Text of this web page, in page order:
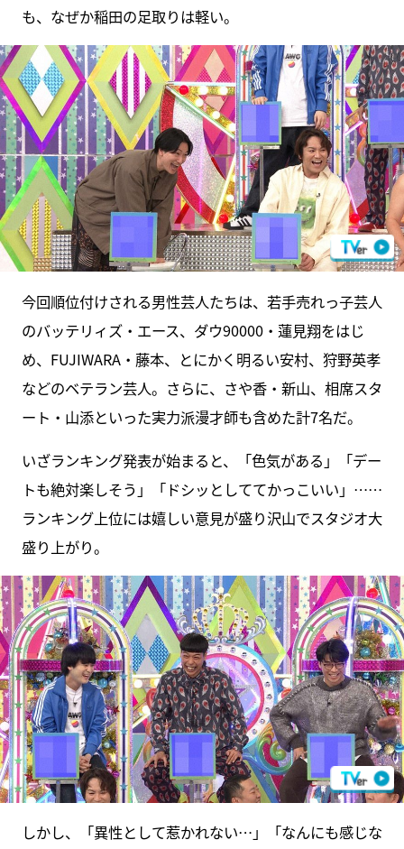
も、なぜか稲田の足取りは軽い。
今回順位付けされる男性芸人たちは、若手売れっ子芸人
のバッテリィズ・エース、ダウ90000・蓮見翔をはじ
め、FUJIWARA・藤本、とにかく明るい安村、狩野英孝
などのベテラン芸人。さらに、さや香・新山、相席スタ
ート・山添といった実力派漫才師も含めた計7名だ。
いざランキング発表が始まると、「色気がある」「デー
トも絶対楽しそう」「ドシッとしててかっこいい」……
ランキング上位には嬉しい意見が盛り沢山でスタジオ大
盛り上がり。
しかし、「異性として惹かれない…」「なんにも感じな